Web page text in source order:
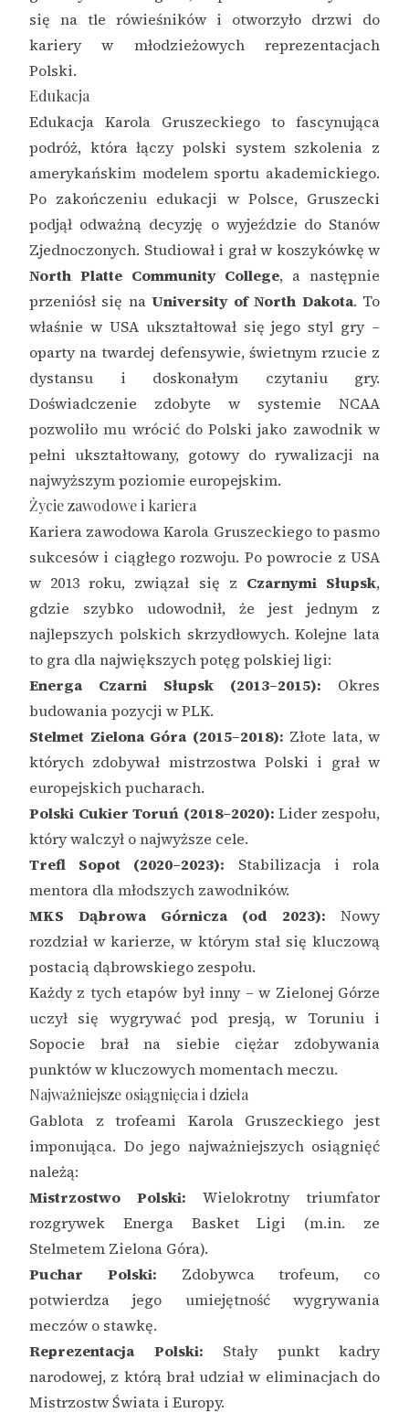
się na tle rówieśników i otworzyło drzwi do
kariery w młodzieżowych reprezentacjach
Polski.
Edukacja
Edukacja Karola Gruszeckiego to fascynująca
podróż, która łączy polski system szkolenia z
amerykańskim modelem sportu akademickiego.
Po zakończeniu edukacji w Polsce, Gruszecki
podjął odważną decyzję o wyjeździe do Stanów
Zjednoczonych. Studiował i grał w koszykówkę w
North Platte Community College, a następnie
przeniósł się na University of North Dakota. To
właśnie w USA ukształtował się jego styl gry –
oparty na twardej defensywie, świetnym rzucie z
dystansu i doskonałym czytaniu gry.
Doświadczenie zdobyte w systemie NCAA
pozwoliło mu wrócić do Polski jako zawodnik w
pełni ukształtowany, gotowy do rywalizacji na
najwyższym poziomie europejskim.
Życie zawodowe i kariera
Kariera zawodowa Karola Gruszeckiego to pasmo
sukcesów i ciągłego rozwoju. Po powrocie z USA
w 2013 roku, związał się z Czarnymi Słupsk,
gdzie szybko udowodnił, że jest jednym z
najlepszych polskich skrzydłowych. Kolejne lata
to gra dla największych potęg polskiej ligi:
Energa Czarni Słupsk (2013–2015): Okres
budowania pozycji w PLK.
Stelmet Zielona Góra (2015–2018): Złote lata, w
których zdobywał mistrzostwa Polski i grał w
europejskich pucharach.
Polski Cukier Toruń (2018–2020): Lider zespołu,
który walczył o najwyższe cele.
Trefl Sopot (2020–2023): Stabilizacja i rola
mentora dla młodszych zawodników.
MKS Dąbrowa Górnicza (od 2023): Nowy
rozdział w karierze, w którym stał się kluczową
postacią dąbrowskiego zespołu.
Każdy z tych etapów był inny – w Zielonej Górze
uczył się wygrywać pod presją, w Toruniu i
Sopocie brał na siebie ciężar zdobywania
punktów w kluczowych momentach meczu.
Najważniejsze osiągnięcia i dzieła
Gablota z trofeami Karola Gruszeckiego jest
imponująca. Do jego najważniejszych osiągnięć
należą:
Mistrzostwo Polski: Wielokrotny triumfator
rozgrywek Energa Basket Ligi (m.in. ze
Stelmetem Zielona Góra).
Puchar Polski: Zdobywca trofeum, co
potwierdza jego umiejętność wygrywania
meczów o stawkę.
Reprezentacja Polski: Stały punkt kadry
narodowej, z którą brał udział w eliminacjach do
Mistrzostw Świata i Europy.